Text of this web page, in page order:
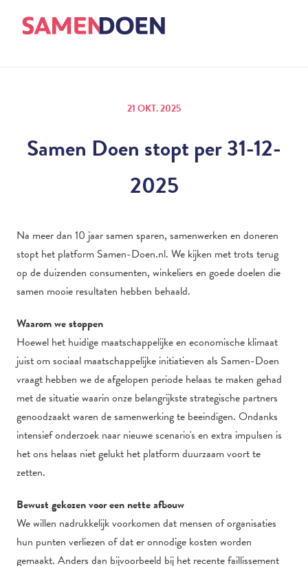
21 OKT. 2025
Samen Doen stopt per 31-12-
2025
Na meer dan 10 jaar samen sparen, samenwerken en doneren
stopt het platform Samen-Doen.nl. We kijken met trots terug
op de duizenden consumenten, winkeliers en goede doelen die
samen mooie resultaten hebben behaald.
Waarom we stoppen
Hoewel het huidige maatschappelijke en economische klimaat
juist om sociaal maatschappelijke initiatieven als Samen-Doen
vraagt hebben we de afgelopen periode helaas te maken gehad
met de situatie waarin onze belangrijkste strategische partners
genoodzaakt waren de samenwerking te beeindigen. Ondanks
intensief onderzoek naar nieuwe scenario's en extra impulsen is
het ons helaas niet gelukt het platform duurzaam voort te
zetten.
Bewust gekozen voor een nette afbouw
We willen nadrukkelijk voorkomen dat mensen of organisaties
hun punten verliezen of dat er onnodige kosten worden
gemaakt. Anders dan bijvoorbeeld bij het recente faillissement